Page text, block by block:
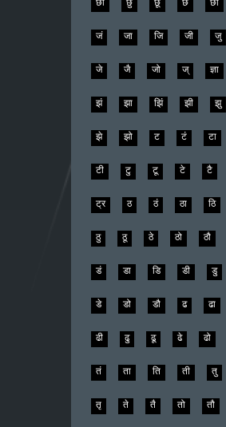
छी छु छू छे छो
जं जा जि जी जु
जे जै जो ज् ज्ञा
झं झा झिं झी झु
झे झो ट टं टा
टी टु टू टे टै
ट्र ठ ठं ठा ठि
ठु ठू ठे ठो ठौ
डं डा डि डी डु
डे डो डौ ढ ढा
ढी ढु ढू ढे ढो
तं ता ति ती तु
तृ ते तै तो तौ